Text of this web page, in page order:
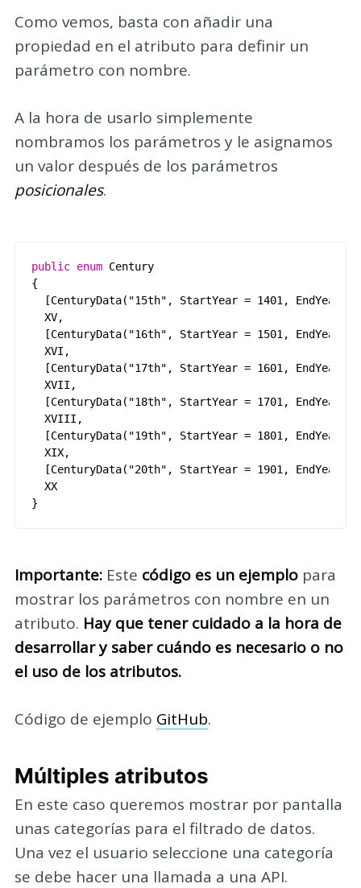
Como vemos, basta con añadir una
propiedad en el atributo para definir un
parámetro con nombre.
A la hora de usarlo simplemente
nombramos los parámetros y le asignamos
un valor después de los parámetros
posicionales.
public enum Century
{
[CenturyData( "15th" , StartYear = 1401, EndYear
XV,
[CenturyData( "16th" , StartYear = 1501, EndYear
XVI ,
[CenturyData( "17th" , StartYear = 1601, EndYear
XVII ,
[CenturyData( "18th" , StartYear = 1701, EndYear
XVIII ,
[CenturyData( "19th" , StartYear = 1801, EndYear
XIX,
[CenturyData( "20th" , StartYear = 1901, EndYear
XX
}
Importante:Este código es un ejemplopara
mostrar los parámetros con nombre en un
atributo. Hay que tener cuidado a la hora de
desarrollar y saber cuándo es necesario o no
el uso de los atributos.
Código de ejemplo GitHub.
Múltiples atributos
En este caso queremos mostrar por pantalla
unas categorías para el filtrado de datos.
Una vez el usuario seleccione una categoría
se debe hacer una llamada a una API.